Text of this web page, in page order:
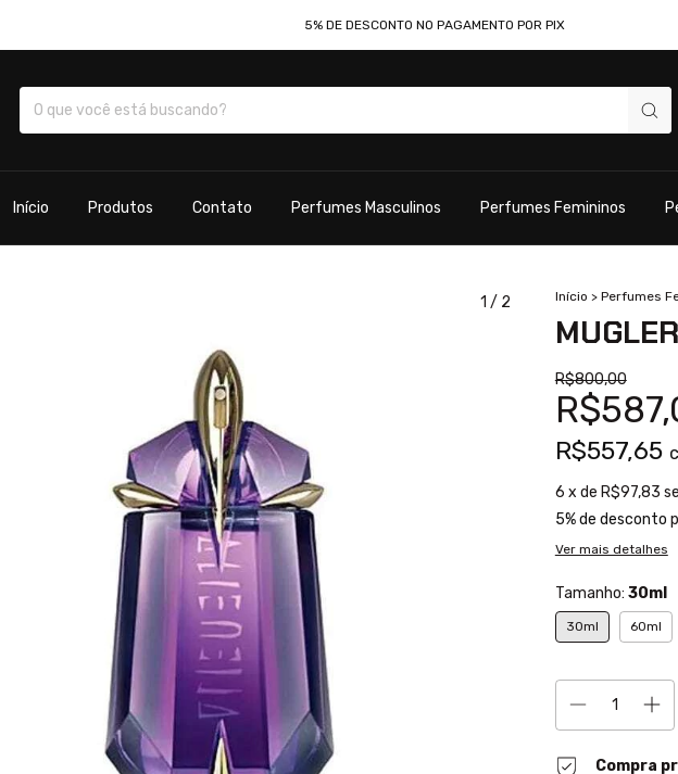
5% DE DESCONTO NO PAGAMENTO POR PIX
Início Produtos Contato Perfumes Masculinos Perfumes Femininos
1 / 2 Início > Perfumes
R$800,00
R$557,65
6 x de R$97,83
5% de desconto
Ver mais detalhes
Tamanho: 30ml
30ml 60ml
Compra